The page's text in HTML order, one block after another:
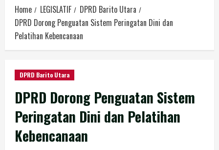
Home LEGISLATIF
DPRD Barito Utara
DPRD Dorong Penguatan Sistem Peringatan Dini dan
Pelatihan Kebencanaan
DPRD Barito Utara
DPRD Dorong Penguatan Sistem
Peringatan Dini dan Pelatihan
Kebencanaan